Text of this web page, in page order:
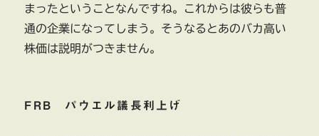
まったということなんですね。これからは彼らも普
通の企業になってしまう。そうなるとあのバカ高い
株価は説明がつきません。
FRB パウエル議長利上げ